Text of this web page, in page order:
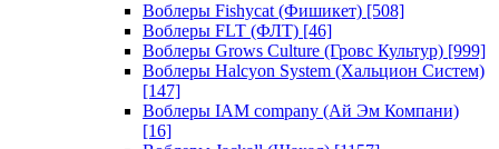
Воблеры Fishycat (Фишикет) [508]
Воблеры FLT (ФЛТ) [46]
Воблеры Grows Culture (Гровс Культур) [999]
Воблеры Halcyon System (Хальцион Систем)
[147]
Воблеры IAM company (Ай Эм Компани)
[16]